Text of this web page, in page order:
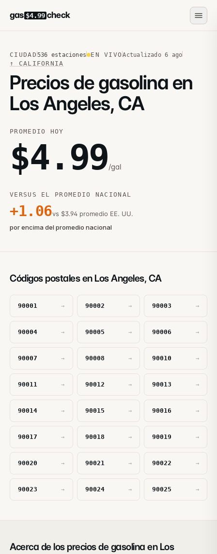
gas $4.99 check
CIUDAD 536 estaciones EN VIVO Actualizado 6 ago
↑ CALIFORNIA
Precios de gasolina en
Los Angeles, CA
PROMEDIO HOY
$4.99/gal
VERSUS EL PROMEDIO NACIONAL
+1.06vs $3.94 promedio EE. UU.
por encima del promedio nacional
Códigos postales en Los Angeles, CA
90001 → 90002 → 90003 →
90004 → 90005 → 90006 →
90007 → 90008 → 90010 →
90011 → 90012 → 90013 →
90014 → 90015 → 90016 →
90017 → 90018 → 90019 →
90020 → 90021 → 90022 →
90023 → 90024 → 90025 →
Acerca de los precios de gasolina en Los